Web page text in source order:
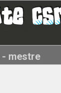
mestre